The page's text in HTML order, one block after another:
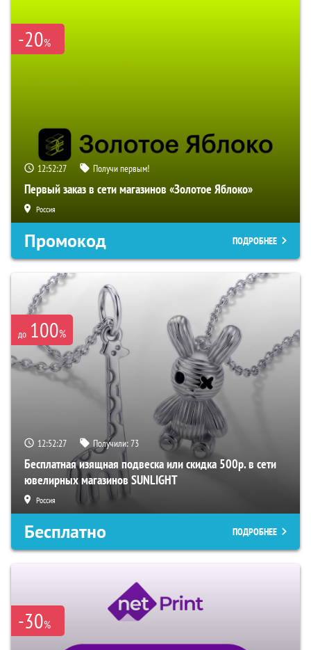
-20%
12:52:26 Получи первым!
Первый заказ в сети магазинов «Золотое Яблоко»
Россия
Промокод ПОДРОБНЕЕ
до 100%
12:52:26 Получили:73
Бесплатная изящная подвеска или скидка 500р. в сети
ювелирных магазинов SUNLIGHT
Россия
Бесплатно ПОДРОБНЕЕ
-30%